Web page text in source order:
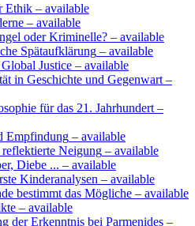
Ethik – available
– available
oder Kriminelle? – available
Spätaufklärung – available
Justice – available
in Geschichte und Gegenwart –
für das 21. Jahrhundert –
Empfindung – available
Neigung – available
Diebe ... – available
Kinderanalysen – available
bestimmt das Mögliche – available
– available
der Erkenntnis bei Parmenides –